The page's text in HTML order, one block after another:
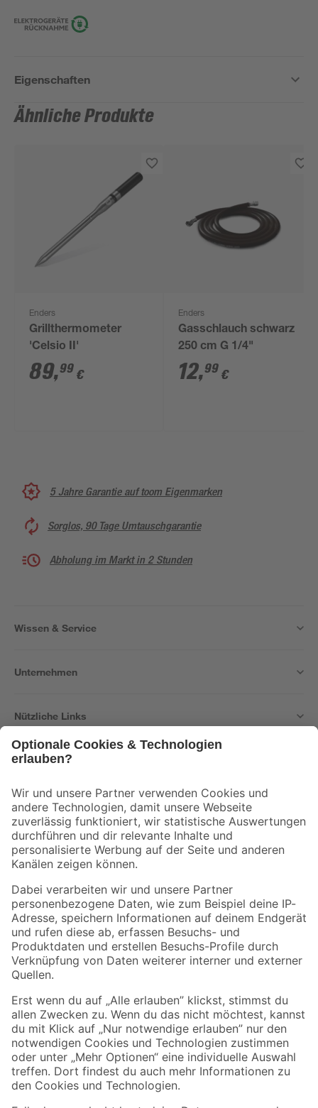
Eigenschaften
Ähnliche Produkte
Enders
Grillthermometer
'Celsio II'
89,99 €
Enders
Gasschlauch schwarz
250 cm G 1/4"
12,99 €
5 Jahre Garantie auf toom Eigenmarken
Sorglos, 90 Tage Umtauschgarantie
Abholung im Markt in 2 Stunden
Wissen & Service
Unternehmen
Nützliche Links
Der toom Newsletter: Keine Angebote und Aktionen mehr verpassen!
Zur Newsletter Anmeldung
Folge uns
Zahlungsarten Versandarten
Sicher einkaufen
Jetzt die toom-App herunterladen